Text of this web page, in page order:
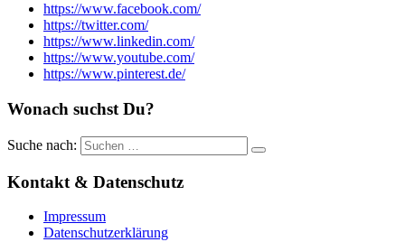
https://www.facebook.com/
https://twitter.com/
https://www.linkedin.com/
https://www.youtube.com/
https://www.pinterest.de/
Wonach suchst Du?
Suche nach:
Kontakt & Datenschutz
Impressum
Datenschutzerklärung